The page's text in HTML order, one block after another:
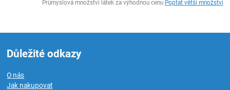
Průmyslová množství látek za výhodnou cenu Poptat větší množství
Důležité odkazy
O nás
Jak nakupovat